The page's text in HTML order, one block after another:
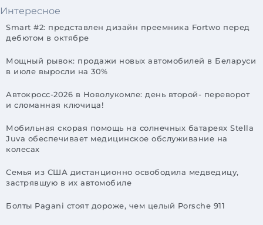
Интересное
Smart #2: представлен дизайн преемника Fortwo перед
дебютом в октябре
Мощный рывок: продажи новых автомобилей в Беларуси
в июле выросли на 30%
Автокросс-2026 в Новолукомле: день второй- переворот
и сломанная ключица!
Мобильная скорая помощь на солнечных батареях Stella
Juva обеспечивает медицинское обслуживание на
колесах
Семья из США дистанционно освободила медведицу,
застрявшую в их автомобиле
Болты Pagani стоят дороже, чем целый Porsche 911